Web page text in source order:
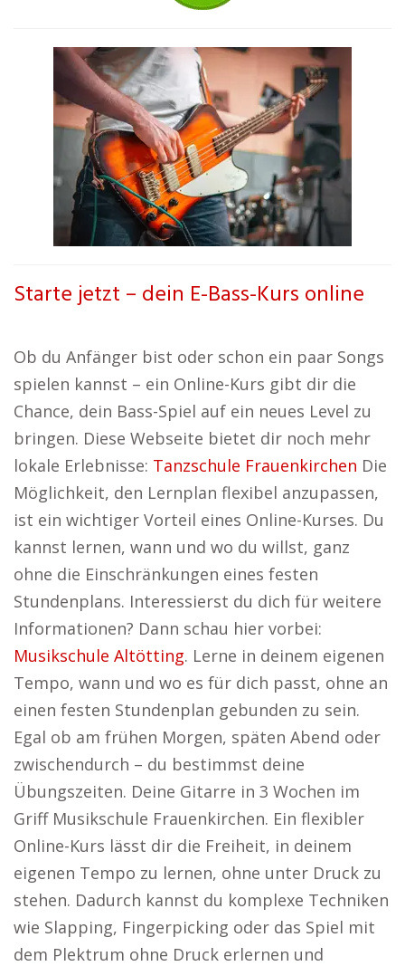
Starte jetzt – dein E-Bass-Kurs online
Ob du Anfänger bist oder schon ein paar Songs
spielen kannst – ein Online-Kurs gibt dir die
Chance, dein Bass-Spiel auf ein neues Level zu
bringen. Diese Webseite bietet dir noch mehr
lokale Erlebnisse: Tanzschule Frauenkirchen Die
Möglichkeit, den Lernplan flexibel anzupassen,
ist ein wichtiger Vorteil eines Online-Kurses. Du
kannst lernen, wann und wo du willst, ganz
ohne die Einschränkungen eines festen
Stundenplans. Interessierst du dich für weitere
Informationen? Dann schau hier vorbei:
Musikschule Altötting. Lerne in deinem eigenen
Tempo, wann und wo es für dich passt, ohne an
einen festen Stundenplan gebunden zu sein.
Egal ob am frühen Morgen, späten Abend oder
zwischendurch – du bestimmst deine
Übungszeiten. Deine Gitarre in 3 Wochen im
Griff Musikschule Frauenkirchen. Ein flexibler
Online-Kurs lässt dir die Freiheit, in deinem
eigenen Tempo zu lernen, ohne unter Druck zu
stehen. Dadurch kannst du komplexe Techniken
wie Slapping, Fingerpicking oder das Spiel mit
dem Plektrum ohne Druck erlernen und